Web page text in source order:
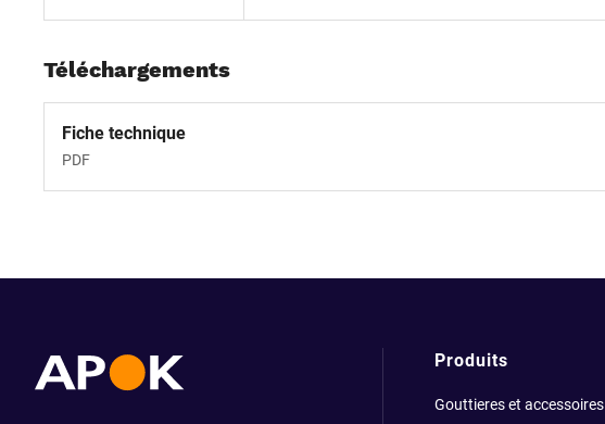
Téléchargements
Fiche technique
PDF
Produits
Gouttieres et accessoires